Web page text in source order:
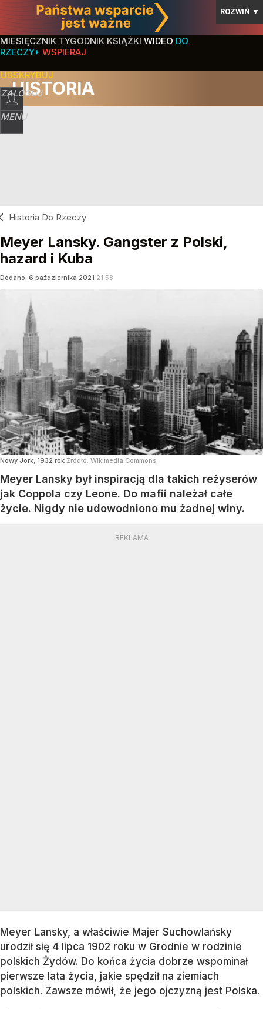
ROZWIŃ ▼
MIESIĘCZNIK TYGODNIK KSIĄŻKI WIDEO DO
RZECZY+ WSPIERAJ
ZALOGUJ
MENU
HISTORIA
Historia Do Rzeczy
Meyer Lansky. Gangster z Polski,
hazard i Kuba
Dodano: 6 października 2021 21:58
Nowy Jork, 1932 rok Źródło: Wikimedia Commons
Meyer Lansky był inspiracją dla takich reżyserów
jak Coppola czy Leone. Do mafii należał całe
życie. Nigdy nie udowodniono mu żadnej winy.
Meyer Lansky, a właściwie Majer Suchowlańsky
urodził się 4 lipca 1902 roku w Grodnie w rodzinie
polskich Żydów. Do końca życia dobrze wspominał
pierwsze lata życia, jakie spędził na ziemiach
polskich. Zawsze mówił, że jego ojczyzną jest Polska.